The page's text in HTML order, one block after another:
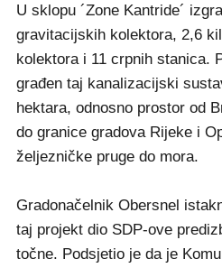
U sklopu ´Zone Kantride´
gravitacijskih kolektora, 2,6
kolektora i 11 crpnih stanica.
građen taj kanalizacijski
hektara, odnosno prostor od
do granice gradova Rijeke i
željezničke pruge do mora.
Gradonačelnik Obersnel
taj projekt dio SDP-ove
točne. Podsjetio je da je